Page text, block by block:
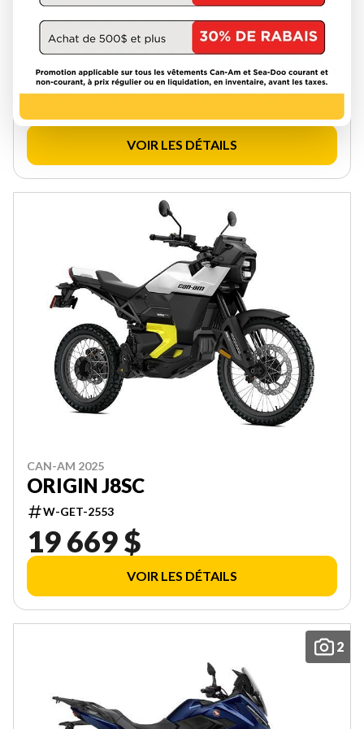
CAN-AM 2025
CANYON XT J2SA
W-GET-195
38 274 $
Épargnez 7 500 $
VOIR LES DÉTAILS
CAN-AM 2025
ORIGIN J8SC
W-GET-2553
19 669 $
VOIR LES DÉTAILS
2